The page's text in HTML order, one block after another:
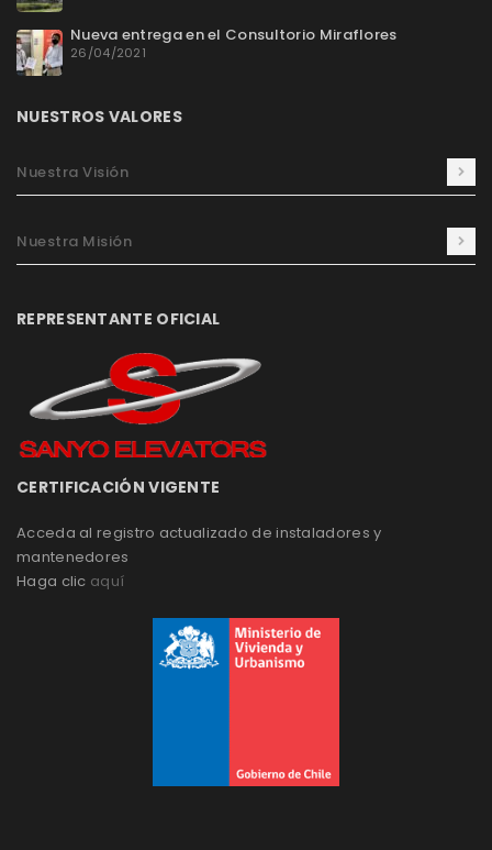
Nueva entrega en el Consultorio Miraflores
26/04/2021
NUESTROS VALORES
Nuestra Visión
Nuestra Misión
REPRESENTANTE OFICIAL
CERTIFICACIÓN VIGENTE
Acceda al registro actualizado de instaladores y
mantenedores
Haga clic aquí